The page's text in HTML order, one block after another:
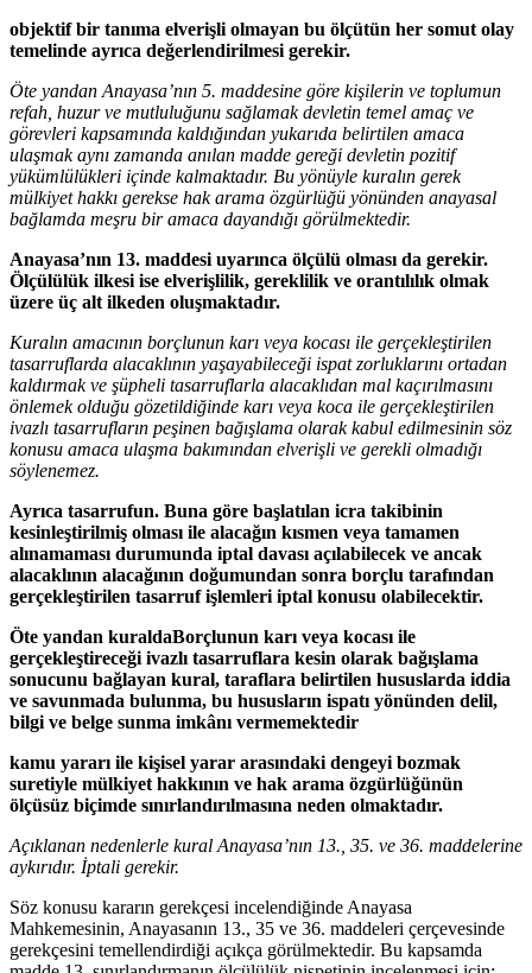
objektif bir tanıma elverişli olmayan bu ölçütün her somut olay
temelinde ayrıca değerlendirilmesi gerekir.
Öte yandan Anayasa’nın 5. maddesine göre kişilerin ve toplumun
refah, huzur ve mutluluğunu sağlamak devletin temel amaç ve
görevleri kapsamında kaldığından yukarıda belirtilen amaca
ulaşmak aynı zamanda anılan madde gereği devletin pozitif
yükümlülükleri içinde kalmaktadır. Bu yönüyle kuralın gerek
mülkiyet hakkı gerekse hak arama özgürlüğü yönünden anayasal
bağlamda meşru bir amaca dayandığı görülmektedir.
Anayasa’nın 13. maddesi uyarınca ölçülü olması da gerekir.
Ölçülülük ilkesi ise elverişlilik, gereklilik ve orantılılık olmak
üzere üç alt ilkeden oluşmaktadır.
Kuralın amacının borçlunun karı veya kocası ile gerçekleştirilen
tasarruflarda alacaklının yaşayabileceği ispat zorluklarını ortadan
kaldırmak ve şüpheli tasarruflarla alacaklıdan mal kaçırılmasını
önlemek olduğu gözetildiğinde karı veya koca ile gerçekleştirilen
ivazlı tasarrufların peşinen bağışlama olarak kabul edilmesinin söz
konusu amaca ulaşma bakımından elverişli ve gerekli olmadığı
söylenemez.
Ayrıca tasarrufun. Buna göre başlatılan icra takibinin
kesinleştirilmiş olması ile alacağın kısmen veya tamamen
alınamaması durumunda iptal davası açılabilecek ve ancak
alacaklının alacağının doğumundan sonra borçlu tarafından
gerçekleştirilen tasarruf işlemleri iptal konusu olabilecektir.
Öte yandan kuraldaBorçlunun karı veya kocası ile
gerçekleştireceği ivazlı tasarruflara kesin olarak bağışlama
sonucunu bağlayan kural, taraflara belirtilen hususlarda iddia
ve savunmada bulunma, bu hususların ispatı yönünden delil,
bilgi ve belge sunma imkânı vermemektedir
kamu yararı ile kişisel yarar arasındaki dengeyi bozmak
suretiyle mülkiyet hakkının ve hak arama özgürlüğünün
ölçüsüz biçimde sınırlandırılmasına neden olmaktadır.
Açıklanan nedenlerle kural Anayasa’nın 13., 35. ve 36. maddelerine
aykırıdır. İptali gerekir.
Söz konusu kararın gerekçesi incelendiğinde Anayasa
Mahkemesinin, Anayasanın 13., 35 ve 36. maddeleri çerçevesinde
gerekçesini temellendirdiği açıkça görülmektedir. Bu kapsamda